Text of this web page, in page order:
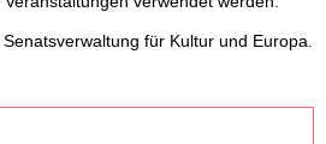
für Kultur und Europa.